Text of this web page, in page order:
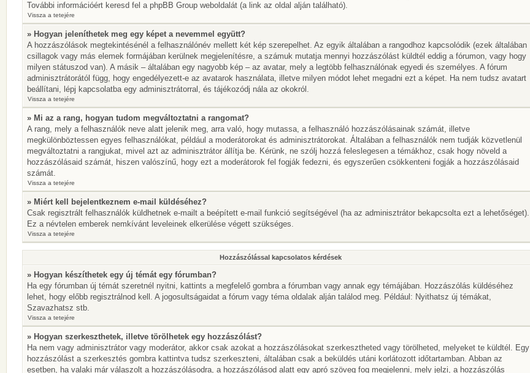
További információért keresd fel a phpBB Group weboldalát (a link az oldal alján található).
Vissza a tetejére
» Hogyan jeleníthetek meg egy képet a nevemmel együtt?
A hozzászólások megtekintésénél a felhasználónév mellett két kép szerepelhet. Az egyik általában a rangodhoz kapcsolódik (ezek általában
csillagok vagy más elemek formájában kerülnek megjelenítésre, a számuk mutatja mennyi hozzászólást küldtél eddig a fórumon, vagy hogy
milyen státuszod van). A másik – általában egy nagyobb kép – az avatar, mely a legtöbb felhasználónak egyedi és személyes. A fórum
adminisztrátorától függ, hogy engedélyezett-e az avatarok használata, illetve milyen módot lehet megadni ezt a képet. Ha nem tudsz avatart
beállítani, lépj kapcsolatba egy adminisztrátorral, és tájékozódj nála az okokról.
Vissza a tetejére
» Mi az a rang, hogyan tudom megváltoztatni a rangomat?
A rang, mely a felhasználók neve alatt jelenik meg, arra való, hogy mutassa, a felhasználó hozzászólásainak számát, illetve
megkülönböztessen egyes felhasználókat, például a moderátorokat és adminisztrátorokat. Általában a felhasználók nem tudják közvetlenül
megváltoztatni a rangjukat, mivel azt az adminisztrátor állítja be. Kérünk, ne szólj hozzá feleslegesen a témákhoz, csak hogy növeld a
hozzászólásaid számát, hiszen valószínű, hogy ezt a moderátorok fel fogják fedezni, és egyszerűen csökkenteni fogják a hozzászólásaid
számát.
Vissza a tetejére
» Miért kell bejelentkeznem e-mail küldéséhez?
Csak regisztrált felhasználók küldhetnek e-mailt a beépített e-mail funkció segítségével (ha az adminisztrátor bekapcsolta ezt a lehetőséget).
Ez a névtelen emberek nemkívánt leveleinek elkerülése végett szükséges.
Vissza a tetejére
Hozzászólással kapcsolatos kérdések
» Hogyan készíthetek egy új témát egy fórumban?
Ha egy fórumban új témát szeretnél nyitni, kattints a megfelelő gombra a fórumban vagy annak egy témájában. Hozzászólás küldéséhez
lehet, hogy előbb regisztrálnod kell. A jogosultságaidat a fórum vagy téma oldalak alján találod meg. Például: Nyithatsz új témákat,
Szavazhatsz stb.
Vissza a tetejére
» Hogyan szerkeszthetek, illetve törölhetek egy hozzászólást?
Ha nem vagy adminisztrátor vagy moderátor, akkor csak azokat a hozzászólásokat szerkesztheted vagy törölheted, melyeket te küldtél. Egy
hozzászólást a szerkesztés gombra kattintva tudsz szerkeszteni, általában csak a beküldés utáni korlátozott időtartamban. Abban az
esetben, ha valaki már válaszolt a hozzászólásodra, a hozzászólásod alatt egy apró szöveg fog megjelenni, mely jelzi, a hozzászólás